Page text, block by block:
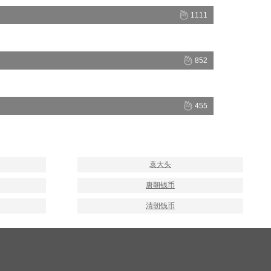
1111
852
455
袁大头
唐朝钱币
清朝钱币